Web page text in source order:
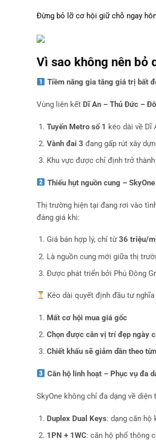
Đừng bỏ lỡ cơ hội giữ chỗ ngay
Vì sao không nên bỏ
Tiềm năng gia tăng giá trị bất
Vùng liên kết Dĩ An – Thủ Đức –
Tuyến Metro số 1 kéo dài về Dĩ
Vành đai 3 đang gấp rút xây
Khu vực được chỉ định trở thành
Thiếu hụt nguồn cung –
Thị trường hiện tại đang rơi vào
đáng giá khi:
Giá bán hợp lý, chỉ từ36 triệu/
Là nguồn cung mới giữa thị
Được phát triển bởi Phú Đông
Kéo dài quyết định đầu tư nghĩa
Mất cơ hội mua giá gốc
Chọn được căn vị trí đẹp ngày
Chiết khấu sẽ giảm dần theo
Căn hộ linh hoạt – Phục vụ đa
SkyOne không chỉ đa dạng về
Duplex Dual Keys: dạng căn hộ
1PN + 1WC: căn hộ phổ thông